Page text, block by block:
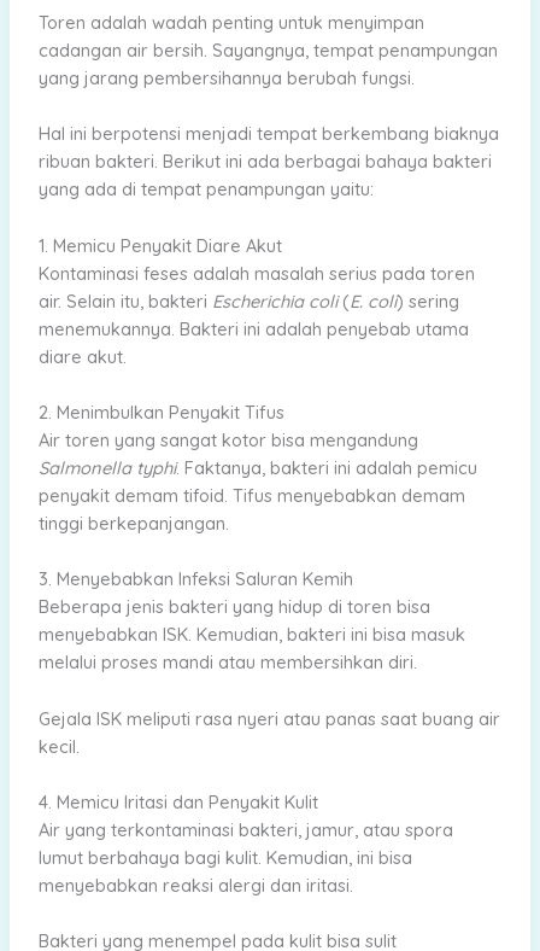
Toren adalah wadah penting untuk menyimpan
cadangan air bersih. Sayangnya, tempat penampungan
yang jarang pembersihannya berubah fungsi.
Hal ini berpotensi menjadi tempat berkembang biaknya
ribuan bakteri. Berikut ini ada berbagai bahaya bakteri
yang ada di tempat penampungan yaitu:
1. Memicu Penyakit Diare Akut
Kontaminasi feses adalah masalah serius pada toren
air. Selain itu, bakteri Escherichia coli(E. coli) sering
menemukannya. Bakteri ini adalah penyebab utama
diare akut.
2. Menimbulkan Penyakit Tifus
Air toren yang sangat kotor bisa mengandung
Salmonella typhi. Faktanya, bakteri ini adalah pemicu
penyakit demam tifoid. Tifus menyebabkan demam
tinggi berkepanjangan.
3. Menyebabkan Infeksi Saluran Kemih
Beberapa jenis bakteri yang hidup di toren bisa
menyebabkan ISK. Kemudian, bakteri ini bisa masuk
melalui proses mandi atau membersihkan diri.
Gejala ISK meliputi rasa nyeri atau panas saat buang air
kecil.
4. Memicu Iritasi dan Penyakit Kulit
Air yang terkontaminasi bakteri, jamur, atau spora
lumut berbahaya bagi kulit. Kemudian, ini bisa
menyebabkan reaksi alergi dan iritasi.
Bakteri yang menempel pada kulit bisa sulit